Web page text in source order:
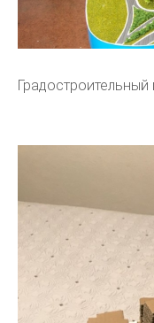
Градостроительный